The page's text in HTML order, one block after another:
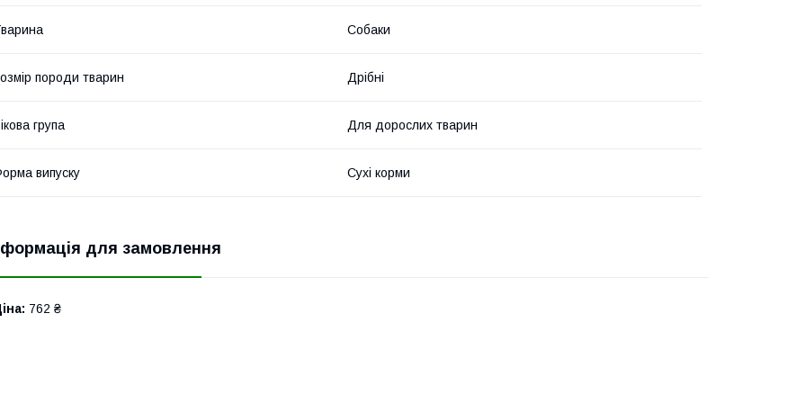
Собаки
породи тварин Дрібні
група Для дорослих тварин
випуску Сухі корми
для замовлення
762 ₴